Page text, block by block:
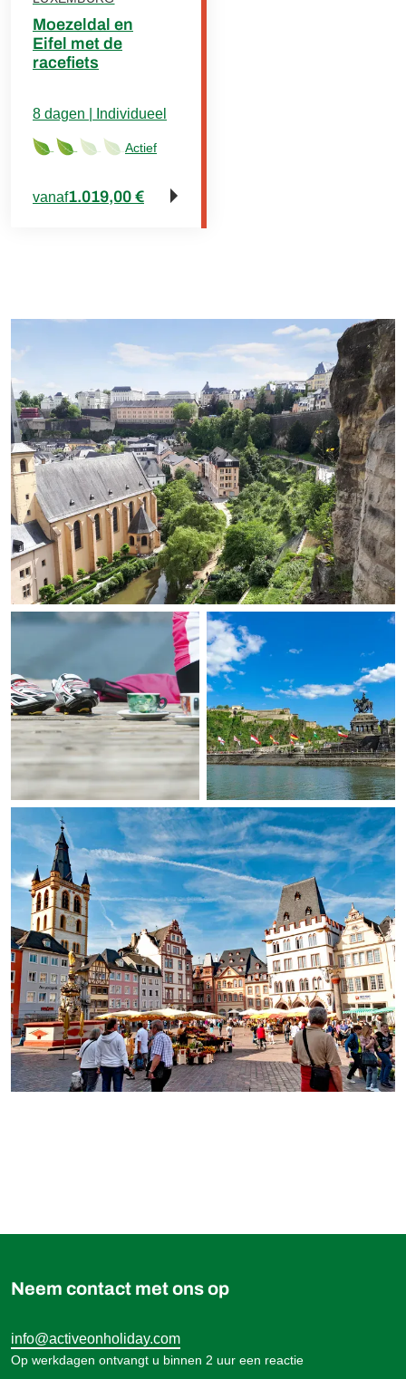
Moezeldal en
Eifel met de
racefiets
Actief
8 dagen | Individueel
vanaf1.019,00 €
vanaf 649,00 € Boek
Neem contact met ons op
info@activeonholiday.com
Op werkdagen ontvangt u binnen 2 uur een reactie